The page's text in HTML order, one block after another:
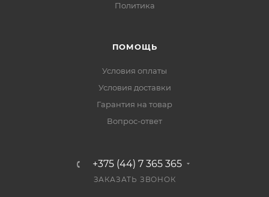
Политика
ПОМОЩЬ
Условия оплаты
Условия доставки
Гарантия на товар
Вопрос-ответ
+375 (44) 7 365 365
ЗАКАЗАТЬ ЗВОНОК